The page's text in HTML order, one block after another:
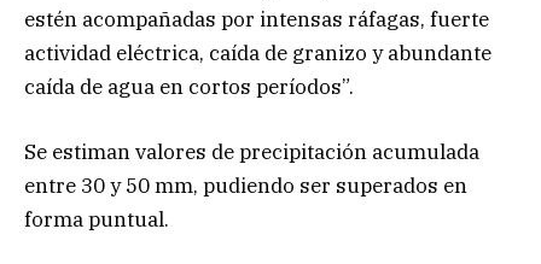
estén acompañadas por intensas ráfagas, fuerte
actividad eléctrica, caída de granizo y abundante
caída de agua en cortos períodos”.
Se estiman valores de precipitación acumulada
entre 30 y 50 mm, pudiendo ser superados en
forma puntual.